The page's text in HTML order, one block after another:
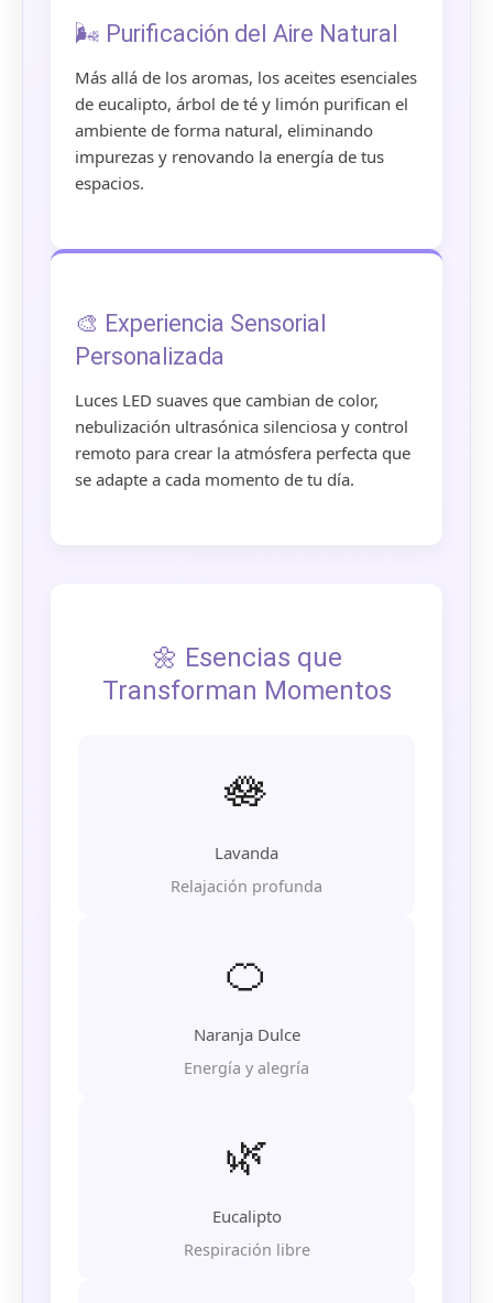
🌬️ Purificación del Aire Natural
Más allá de los aromas, los aceites esenciales
de eucalipto, árbol de té y limón purifican el
ambiente de forma natural, eliminando
impurezas y renovando la energía de tus
espacios.
🎨 Experiencia Sensorial
Personalizada
Luces LED suaves que cambian de color,
nebulización ultrasónica silenciosa y control
remoto para crear la atmósfera perfecta que
se adapte a cada momento de tu día.
🌼 Esencias que
Transforman Momentos
🪷
Lavanda
Relajación profunda
🍊
Naranja Dulce
Energía y alegría
🌿
Eucalipto
Respiración libre